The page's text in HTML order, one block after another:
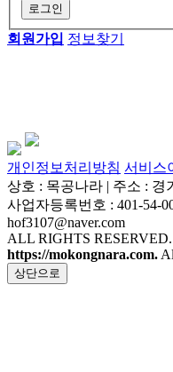
회원가입 정보찾기
개인정보처리방침 서비스
상호 : 목공나라 | 주소 : 경
사업자등록번호 : 401-54-
hof3107@naver.com
ALL RIGHTS
https://mokongnara.com.
상단으로